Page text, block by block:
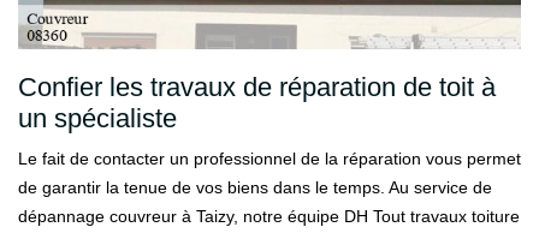
Confier les travaux de réparation de toit à
un spécialiste
Le fait de contacter un professionnel de la réparation vous permet
de garantir la tenue de vos biens dans le temps. Au service de
dépannage couvreur à Taizy, notre équipe DH Tout travaux toiture